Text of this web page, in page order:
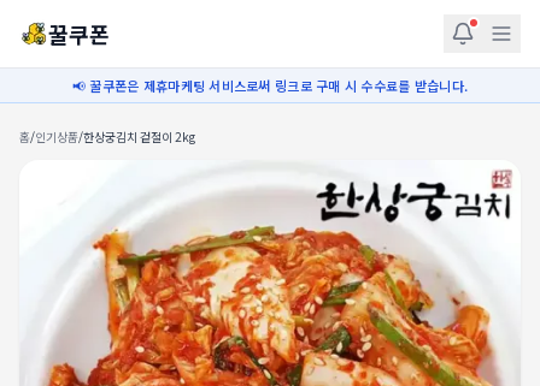
꿀쿠폰
📢 꿀쿠폰은 제휴마케팅 서비스로써 링크로 구매 시 수수료를 받습니다.
홈/인기상품/한상궁김치 겉절이 2kg